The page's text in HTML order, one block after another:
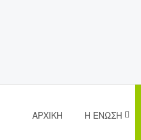
ΑΡΧΙΚΉ Η ΈΝΩΣΗ